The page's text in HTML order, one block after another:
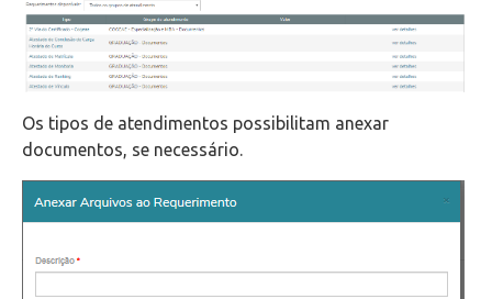
Os tipos de atendimentos possibilitam anexar
documentos, se necessário.